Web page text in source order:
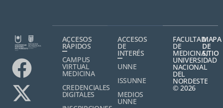
ACCESOS
RÁPIDOS
CAMPUS
VIRTUAL
MEDICINA
CREDENCIALES
DIGITALES
ACCESOS
DE
INTERÉS
UNNE
ISSUNNE
MEDIOS
UNNE
FACULTAD
DE
MEDICINA,
UNIVERSIDAD
NACIONAL
DEL
NORDESTE
© 2026
MAPA
DE
SITIO